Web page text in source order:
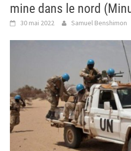
mine dans le nord
30 mai 2022 Samuel Benshimon